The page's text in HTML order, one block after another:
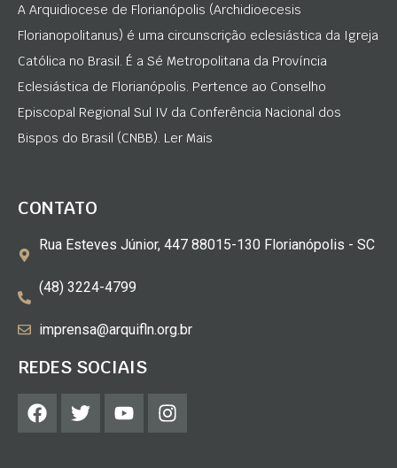
A Arquidiocese de Florianópolis (Archidioecesis
Florianopolitanus) é uma circunscrição eclesiástica da Igreja
Católica no Brasil. É a Sé Metropolitana da Província
Eclesiástica de Florianópolis. Pertence ao Conselho
Episcopal Regional Sul IV da Conferência Nacional dos
Bispos do Brasil (CNBB). Ler Mais
CONTATO
Rua Esteves Júnior, 447 88015-130 Florianópolis - SC
(48) 3224-4799
imprensa@arquifln.org.br
REDES SOCIAIS